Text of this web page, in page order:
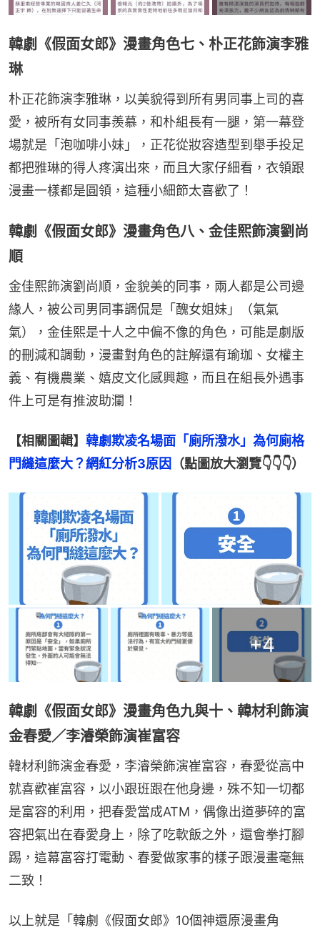
韓劇《假面女郎》漫畫角色七、朴正花飾演李雅
琳
朴正花飾演李雅琳，以美貌得到所有男同事上司的喜
愛，被所有女同事羨慕，和朴組長有一腿，第一幕登
場就是「泡咖啡小妹」，正花從妝容造型到舉手投足
都把雅琳的得人疼演出來，而且大家仔細看，衣領跟
漫畫一樣都是圓領，這種小細節太喜歡了！
韓劇《假面女郎》漫畫角色八、金佳熙飾演劉尚
順
金佳熙飾演劉尚順，金貌美的同事，兩人都是公司邊
緣人，被公司男同事調侃是「醜女姐妹」（氣氣
氣），金佳熙是十人之中偏不像的角色，可能是劇版
的刪減和調動，漫畫對角色的註解還有瑜珈、女權主
義、有機農業、嬉皮文化感興趣，而且在組長外遇事
件上可是有推波助瀾！
【相關圖輯】 韓劇欺凌名場面「廁所潑水」為何廁格
門縫這麼大？網紅分析3原因 （點圖放大瀏覽👇👇👇）
+4
韓劇《假面女郎》漫畫角色九與十、韓材利飾演
金春愛／李濬榮飾演崔富容
韓材利飾演金春愛，李濬榮飾演崔富容，春愛從高中
就喜歡崔富容，以小跟班跟在他身邊，殊不知一切都
是富容的利用，把春愛當成ATM，偶像出道夢碎的富
容把氣出在春愛身上，除了吃軟飯之外，還會拳打腳
踢，這幕富容打電動、春愛做家事的樣子跟漫畫毫無
二致！
以上就是「韓劇《假面女郎》10個神還原漫畫角